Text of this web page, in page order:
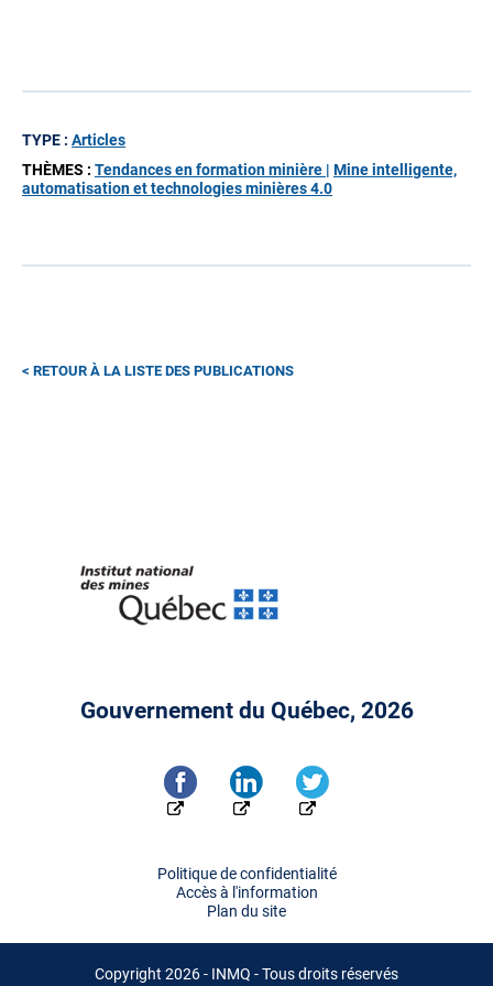
TYPE : Articles
THÈMES : Tendances en formation minière | Mine intelligente,
automatisation et technologies minières 4.0
RETOUR À LA LISTE DES PUBLICATIONS
Gouvernement du Québec, 2026
Politique de confidentialité
Accès à l'information
Plan du site
Copyright 2026 - INMQ - Tous droits réservés